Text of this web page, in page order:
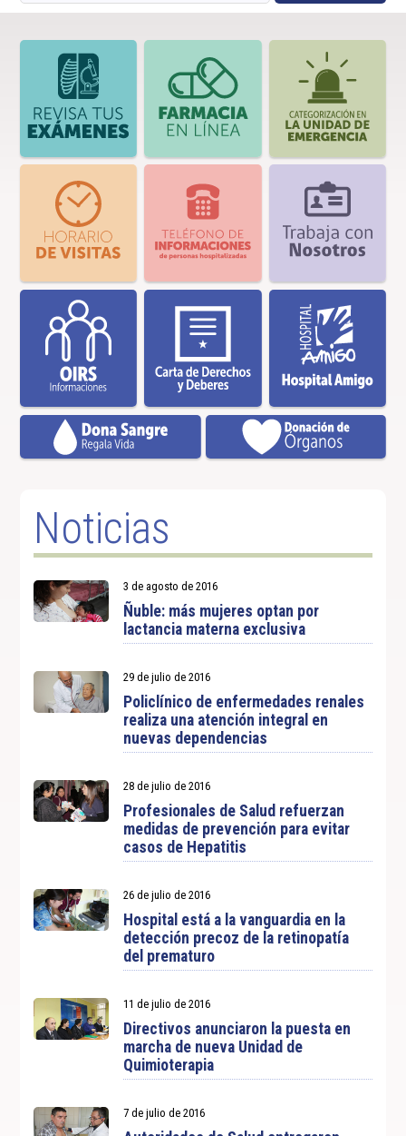
Noticias
3 de agosto de 2016
Ñuble: más mujeres optan por
lactancia materna exclusiva
29 de julio de 2016
Policlínico de enfermedades renales
realiza una atención integral en
nuevas dependencias
28 de julio de 2016
Profesionales de Salud refuerzan
medidas de prevención para evitar
casos de Hepatitis
26 de julio de 2016
Hospital está a la vanguardia en la
detección precoz de la retinopatía
del prematuro
11 de julio de 2016
Directivos anunciaron la puesta en
marcha de nueva Unidad de
Quimioterapia
7 de julio de 2016